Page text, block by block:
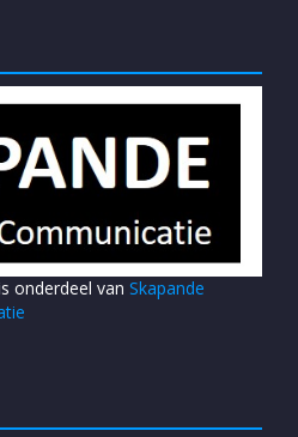
onderdeel vanSkapande